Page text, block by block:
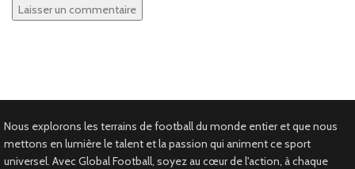
Nous explorons les terrains de football du monde entier et que nous
mettons en lumière le talent et la passion qui animent ce sport
universel. Avec Global Football, soyez au cœur de l'action, à chaque